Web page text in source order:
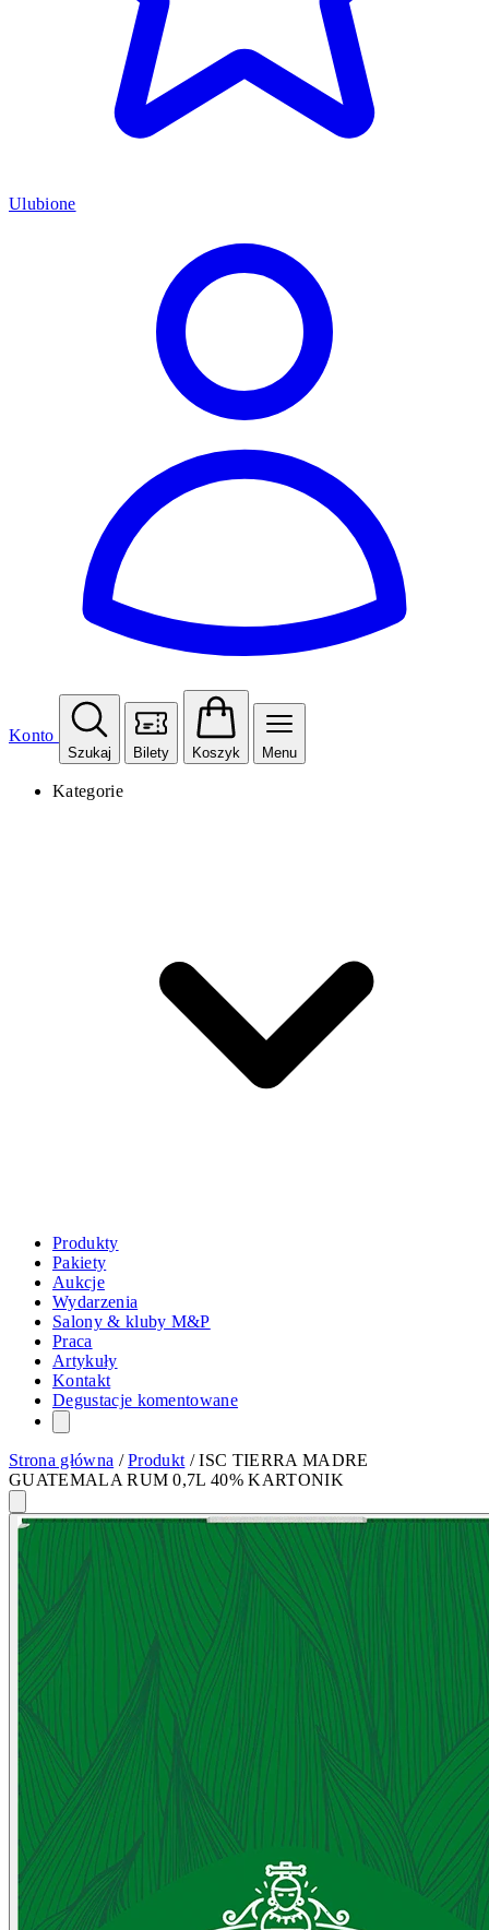
Ulubione
Konto
Szukaj Bilety Koszyk Menu
Kategorie
Produkty
Pakiety
Aukcje
Wydarzenia
Salony & kluby M&P
Praca
Artykuły
Kontakt
Degustacje komentowane
Strona główna /Produkt /ISC TIERRA MADRE
GUATEMALA RUM 0,7L 40% KARTONIK